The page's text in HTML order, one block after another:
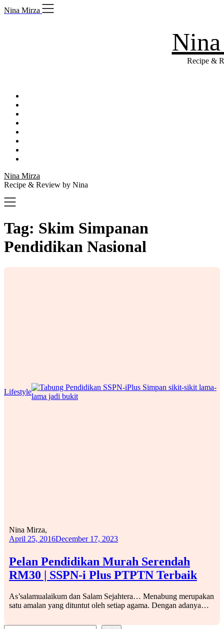
Skip
to
Nina Mirza
Recipe &
Nina Mirza
Recipe & Review by Nina
Tag: Skim Simpanan
Pendidikan Nasional
Lifestyle
Pelan Pendidikan Murah Serendah
RM30 | SSPN-i Plus PTPTN Terbaik
Nina Mirza,
April 25, 2016December 17, 2023
As’salamualaikum dan Salam Sejahtera… Menabung merupakan
satu amalan yang dituntut oleh setiap agama. Dengan adanya…